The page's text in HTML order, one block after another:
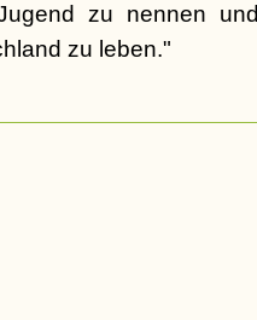
zu nennen
zu leben."